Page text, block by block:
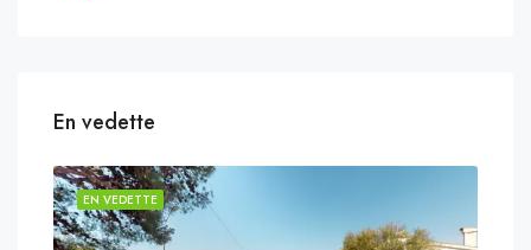
En vedette
EN VEDETTE